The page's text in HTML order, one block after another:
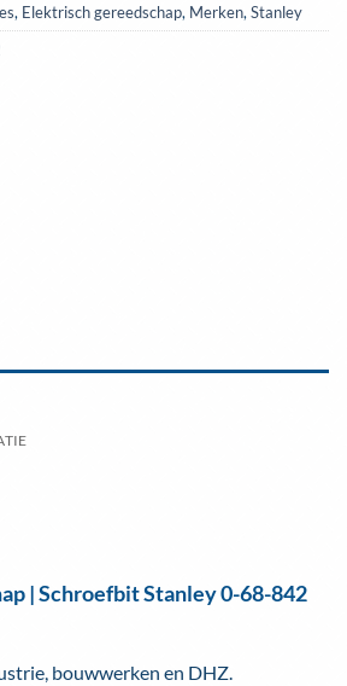
, Elektrisch gereedschap, Merken, Stanley
| Schroefbit Stanley 0-68-842
bouwwerken en DHZ.